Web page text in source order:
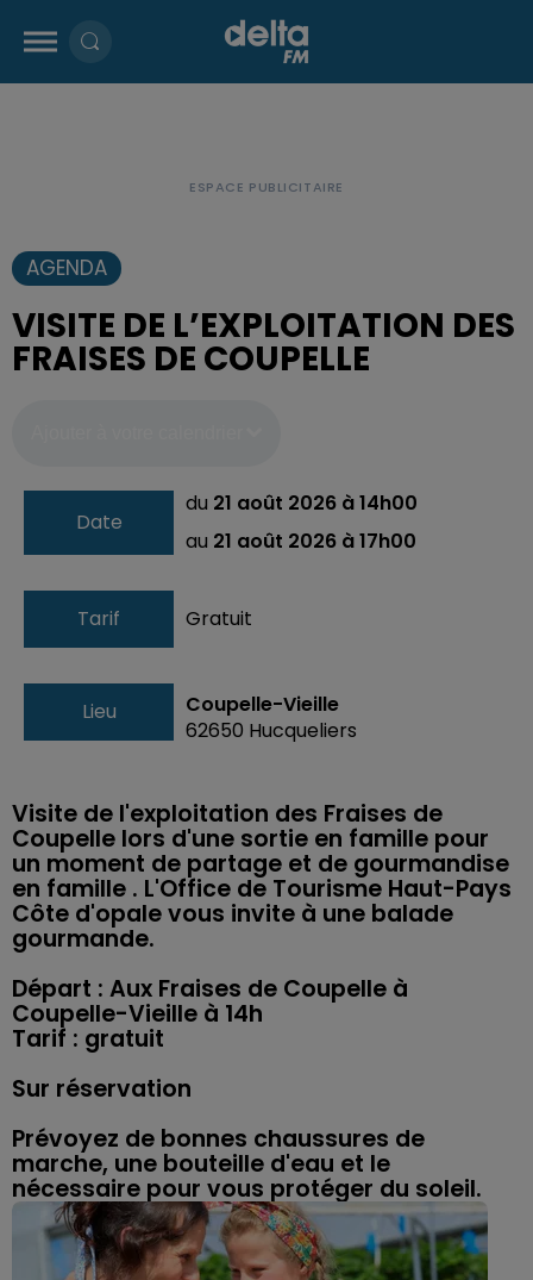
AGENDA
VISITE DE L’EXPLOITATION DES
FRAISES DE COUPELLE
Date
du 21 août 2026 à 14h00
au 21 août 2026 à 17h00
Tarif Gratuit
Lieu
Coupelle-Vieille
62650 Hucqueliers
Visite de l'exploitation des Fraises de
Coupelle lors d'une sortie en famille pour
un moment de partage et de gourmandise
en famille . L'Office de Tourisme Haut-Pays
Côte d'opale vous invite à une balade
gourmande.
Départ : Aux Fraises de Coupelle à
Coupelle-Vieille à 14h
Tarif : gratuit
Sur réservation
Prévoyez de bonnes chaussures de
marche, une bouteille d'eau et le
nécessaire pour vous protéger du soleil.